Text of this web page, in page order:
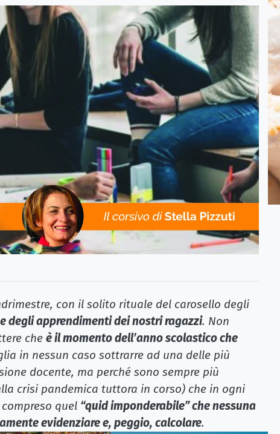
con il solito rituale del carosello degli
degli apprendimenti dei nostri ragazzi. Non
che è il momento dell’anno scolastico che
in nessun caso sottrarre ad una delle più
docente, ma perché sono sempre più
crisi pandemica tuttora in corso) che in ogni
quel “quid imponderabile” che nessuna
evidenziare e, peggio, calcolare.